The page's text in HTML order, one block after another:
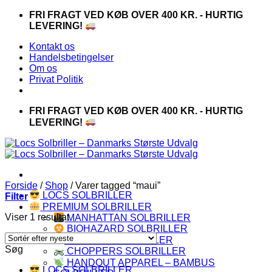
FortsætFRI FRAGT VED KØB OVER 400 KR. - HURTIG
LEVERING!
Kontakt os
Handelsbetingelser
Om os
Privat Politik
FRI FRAGT VED KØB OVER 400 KR. - HURTIG
LEVERING!
LOCS SOLBRILLER
PREMIUM SOLBRILLER
MANHATTAN SOLBRILLER
BIOHAZARD SOLBRILLER
CAPRAIA SOLBRILLER
CHOPPERS SOLBRILLER
HANDOUT APPAREL – BAMBUS
Forside / Shop /Varer tagged “maui”
Filter
Viser 1 resultat
Søg